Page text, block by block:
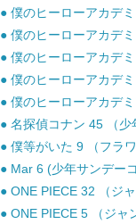
● 僕のヒーローアカデ
● 僕のヒーローアカデ
● 僕のヒーローアカデ
● 僕のヒーローアカデ
● 僕のヒーローアカデ
● 名探偵コナン 45 （
● 僕等がいた 9 （フラ
● Mar 6 (少年サンデー
● ONE PIECE 32 （ジ
● ONE PIECE 5 （ジャ